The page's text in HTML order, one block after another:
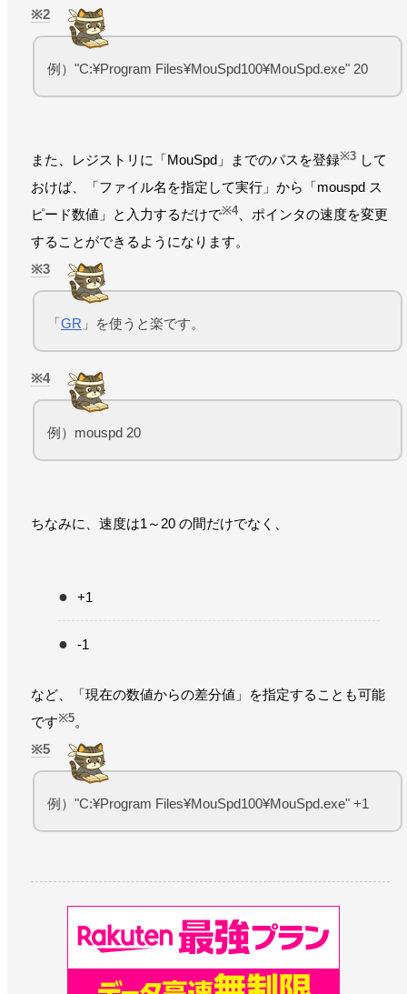
2
例）"C:¥Program Files¥MouSpd100¥MouSpd.exe" 20
また、レジストリに「MouSpd」までのパスを登録※3 して
おけば、「ファイル名を指定して実行」から「mouspd ス
ピード数値」と入力するだけで※4、ポインタの速度を変更
することができるようになります。
3
「GR 」を使うと楽です。
4
例）mouspd 20
ちなみに、速度は1～20 の間だけでなく、
+1
-1
など、「現在の数値からの差分値」を指定することも可能
です※5。
5
例）"C:¥Program Files¥MouSpd100¥MouSpd.exe" +1